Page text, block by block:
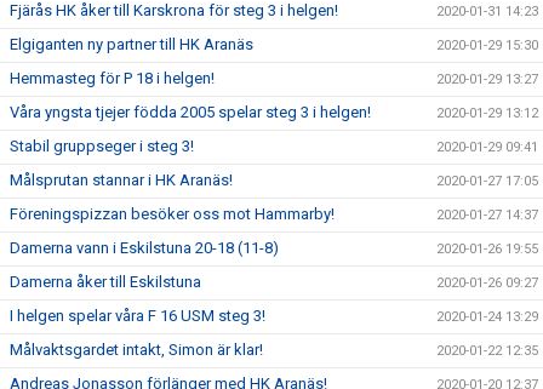
Fjärås HK åker till Karskrona för steg 3 i helgen! 2020-01-31 14:23
Elgiganten ny partner till HK Aranäs 2020-01-29 15:30
Hemmasteg för P 18 i helgen! 2020-01-29 13:27
Våra yngsta tjejer födda 2005 spelar steg 3 i helgen! 2020-01-29 13:12
Stabil gruppseger i steg 3! 2020-01-29 09:41
Målsprutan stannar i HK Aranäs! 2020-01-27 17:05
Föreningspizzan besöker oss mot Hammarby! 2020-01-27 14:37
Damerna vann i Eskilstuna 20-18 (11-8) 2020-01-26 19:55
Damerna åker till Eskilstuna 2020-01-26 09:27
I helgen spelar våra F 16 USM steg 3! 2020-01-24 13:29
Målvaktsgardet intakt, Simon är klar! 2020-01-22 12:35
Andreas Jonasson förlänger med HK Aranäs! 2020-01-20 12:37